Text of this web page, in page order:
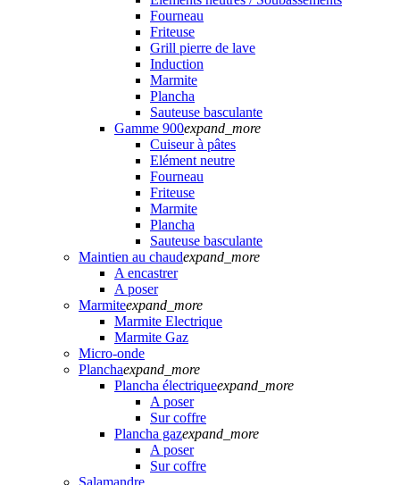
Fourneau
Friteuse
Grill pierre de lave
Induction
Marmite
Plancha
Sauteuse basculante
Gamme 900expand_more
Cuiseur à pâtes
Elément neutre
Fourneau
Friteuse
Marmite
Plancha
Sauteuse basculante
Maintien au chaudexpand_more
A encastrer
A poser
Marmiteexpand_more
Marmite Electrique
Marmite Gaz
Micro-onde
Planchaexpand_more
Plancha électriqueexpand_more
A poser
Sur coffre
Plancha gazexpand_more
A poser
Sur coffre
Salamandre